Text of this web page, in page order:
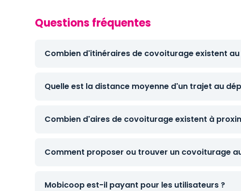
Questions fréquentes
Combien d'itinéraires de covoiturage existent
Quelle est la distance moyenne d'un trajet au
Combien d'aires de covoiturage existent à
Comment proposer ou trouver un covoiturage
Mobicoop est-il payant pour les utilisateurs ?